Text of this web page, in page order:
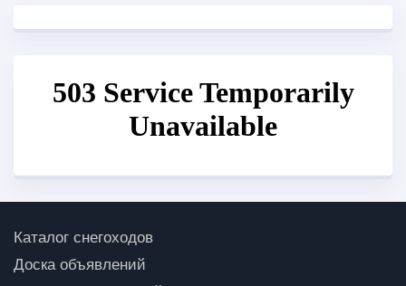
Каталог снегоходов
Доска объявлений